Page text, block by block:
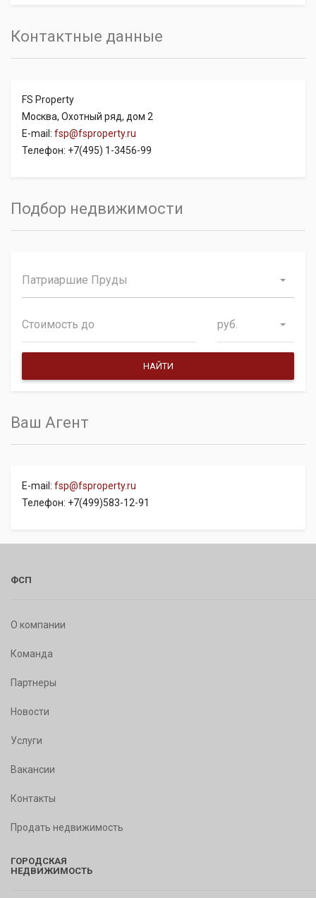
Контактные данные
FS Property
Москва, Охотный ряд, дом 2
E-mail: fsp@fsproperty.ru
Телефон: +7(495) 1-3456-99
Подбор недвижимости
Патриаршие Пруды
руб.
Ваш Агент
E-mail: fsp@fsproperty.ru
Телефон: +7(499)583-12-91
ФСП
О компании
Команда
Партнеры
Новости
Услуги
Вакансии
Контакты
Продать недвижимость
ГОРОДСКАЯ
НЕДВИЖИМОСТЬ